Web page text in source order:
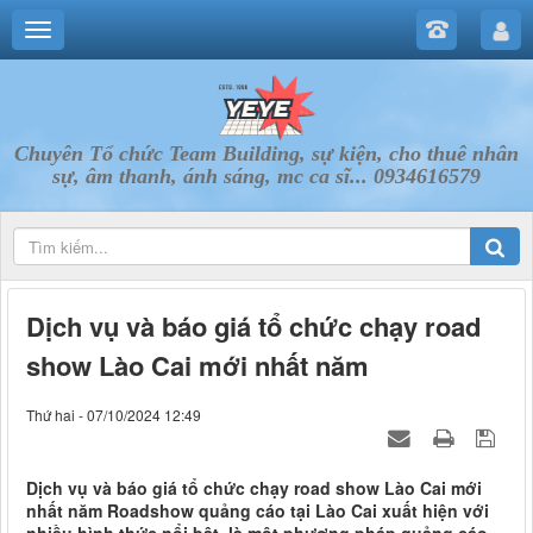
Chuyên Tổ chức Team Building, sự kiện, cho thuê nhân
sự, âm thanh, ánh sáng, mc ca sĩ... 0934616579
Dịch vụ và báo giá tổ chức chạy road
show Lào Cai mới nhất năm
Thứ hai - 07/10/2024 12:49
Dịch vụ và báo giá tổ chức chạy road show Lào Cai mới
nhất năm Roadshow quảng cáo tại Lào Cai xuất hiện với